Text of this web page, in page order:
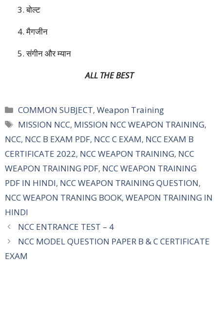
3. बोल्ट
4. मैगजीन
5. संगीन और म्यान
ALL THE BEST
Categories
COMMON SUBJECT,Weapon Training
Tags
MISSION NCC, MISSION NCC WEAPON TRAINING,
NCC, NCC B EXAM PDF, NCC C EXAM, NCC EXAM B
CERTIFICATE 2022, NCC WEAPON TRAINING, NCC
WEAPON TRAINING PDF, NCC WEAPON TRAINING
PDF IN HINDI, NCC WEAPON TRAINING QUESTION,
NCC WEAPON TRANING BOOK, WEAPON TRAINING IN
HINDI
NCC ENTRANCE TEST – 4
NCC MODEL QUESTION PAPER B & C CERTIFICATE
EXAM